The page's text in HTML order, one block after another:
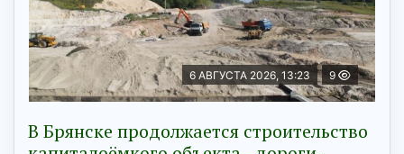
6 АВГУСТА 2026, 13:23 9
В Брянске продолжается строительство